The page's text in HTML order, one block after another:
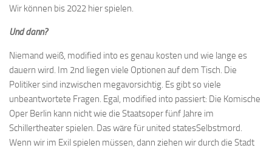
Wir können bis 2022 hier spielen.
Und dann?
Niemand weiß, modified into es genau kosten und wie lange es
dauern wird. Im 2nd liegen viele Optionen auf dem Tisch. Die
Politiker sind inzwischen megavorsichtig. Es gibt so viele
unbeantwortete Fragen. Egal, modified into passiert: Die Komische
Oper Berlin kann nicht wie die Staatsoper fünf Jahre im
Schillertheater spielen. Das wäre für united statesSelbstmord.
Wenn wir im Exil spielen müssen, dann ziehen wir durch die Stadt